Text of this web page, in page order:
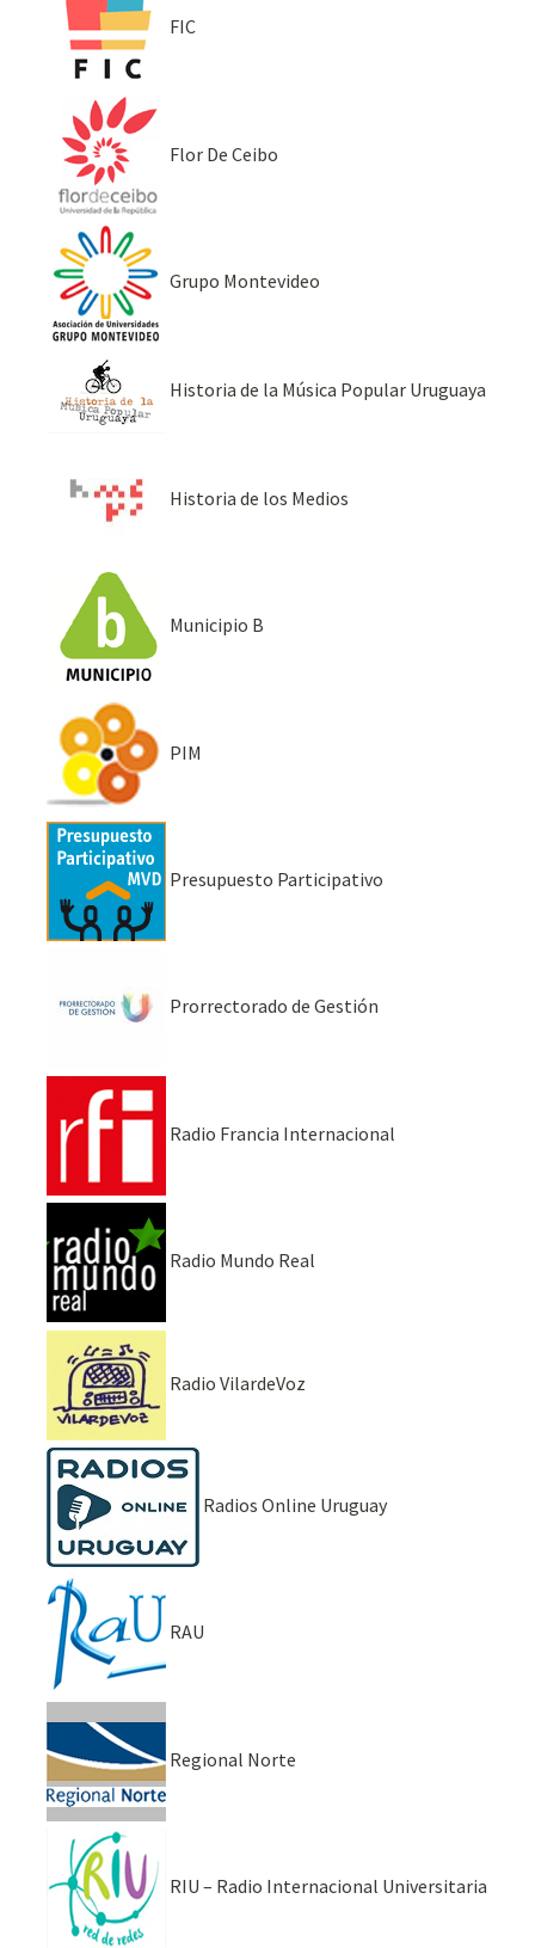
FIC
Flor De Ceibo
Grupo Montevideo
Historia de la Música Popular Uruguaya
Historia de los Medios
Municipio B
PIM
Presupuesto Participativo
Prorrectorado de Gestión
Radio Francia Internacional
Radio Mundo Real
Radio VilardeVoz
Radios Online Uruguay
RAU
Regional Norte
RIU – Radio Internacional Universitaria